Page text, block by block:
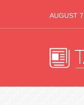
AUGUST